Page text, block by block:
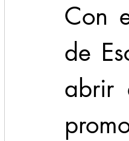
Con
de
abrir